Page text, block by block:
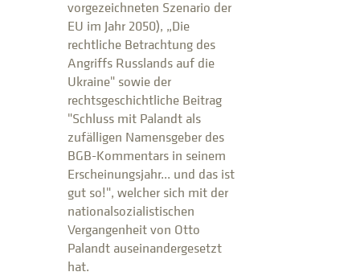
vorgezeichneten Szenario der
EU im Jahr 2050), „Die
rechtliche Betrachtung des
Angriffs Russlands auf die
Ukraine" sowie der
rechtsgeschichtliche Beitrag
"Schluss mit Palandt als
zufälligen Namensgeber des
BGB-Kommentars in seinem
Erscheinungsjahr... und das ist
gut so!", welcher sich mit der
nationalsozialistischen
Vergangenheit von Otto
Palandt auseinandergesetzt
hat.